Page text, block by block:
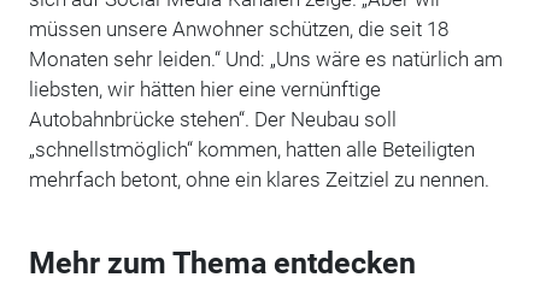
müssen unsere Anwohner schützen, die seit 18
Monaten sehr leiden.“ Und: „Uns wäre es natürlich am
liebsten, wir hätten hier eine vernünftige
Autobahnbrücke stehen“. Der Neubau soll
„schnellstmöglich“ kommen, hatten alle Beteiligten
mehrfach betont, ohne ein klares Zeitziel zu nennen.
Mehr zum Thema entdecken